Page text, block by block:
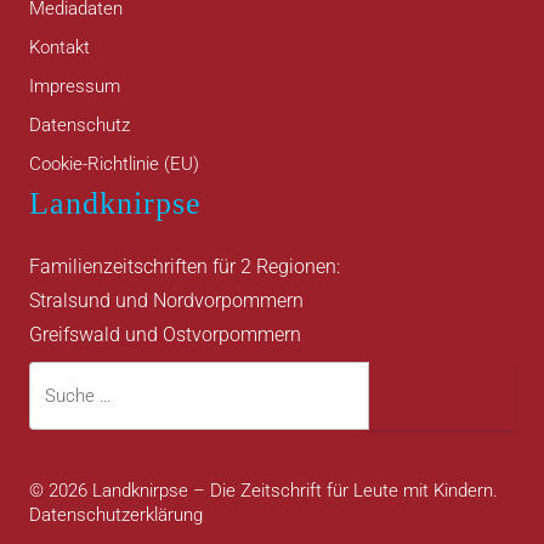
Mediadaten
Kontakt
Impressum
Datenschutz
Cookie-Richtlinie (EU)
Landknirpse
Familienzeitschriften für 2 Regionen:
Stralsund und Nordvorpommern
Greifswald und Ostvorpommern
Suche
© 2026 Landknirpse – Die Zeitschrift für Leute mit Kindern.
Datenschutzerklärung